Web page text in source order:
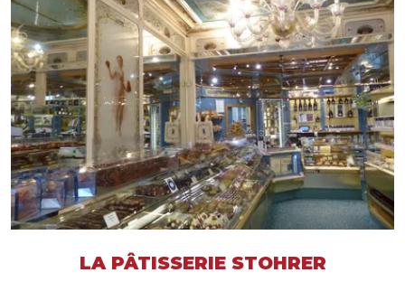
LA PÂTISSERIE STOHRER